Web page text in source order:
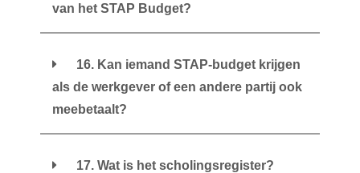
van het STAP Budget?
16. Kan iemand STAP-budget krijgen
als de werkgever of een andere partij ook
meebetaalt?
17. Wat is het scholingsregister?